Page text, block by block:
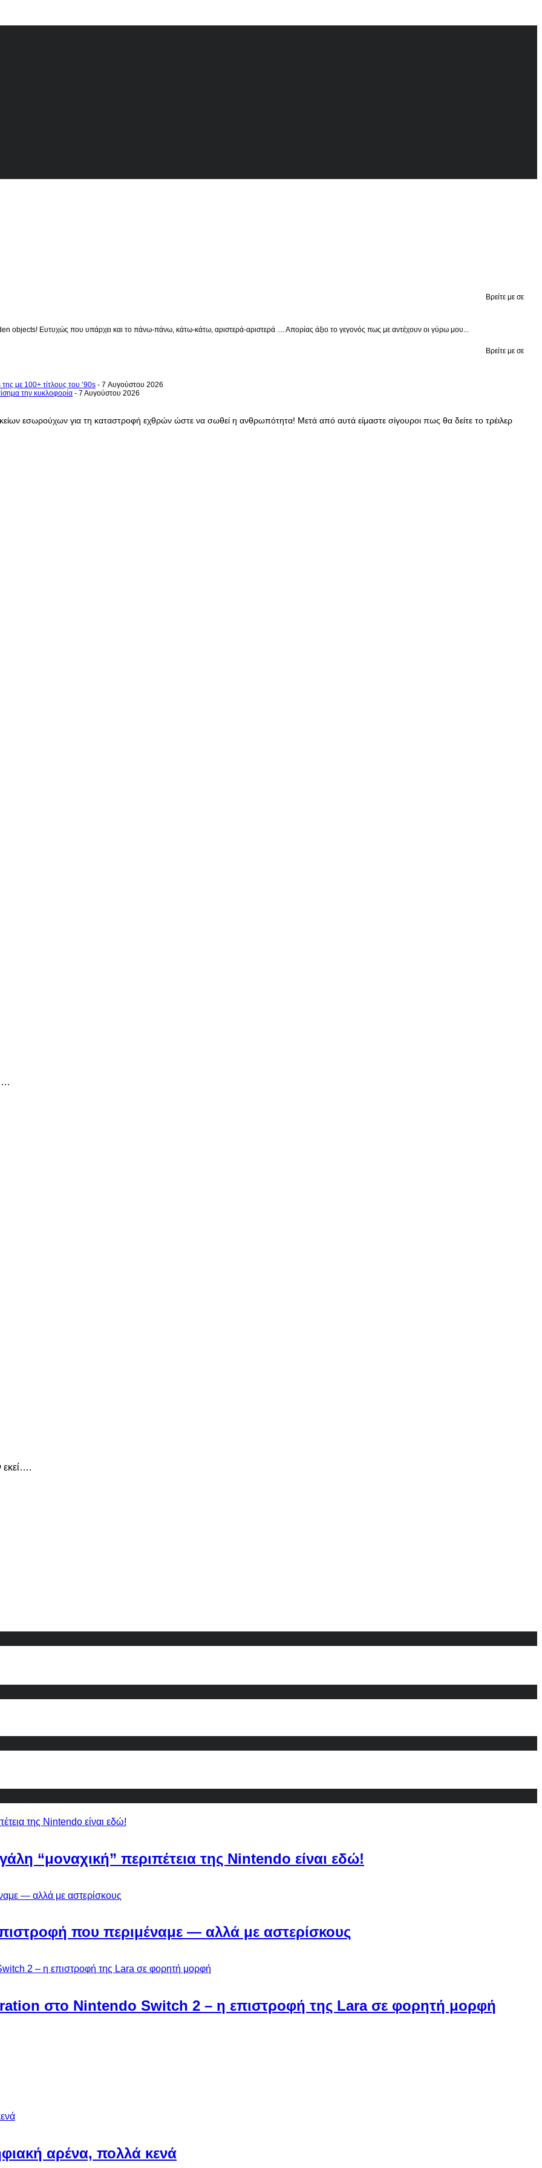
Βρείτε με σε
objects! Ευτυχώς που υπάρχει και το πάνω-πάνω, κάτω-κάτω, αριστερά-αριστερά .... Απορίας άξιο το γεγονός πως με αντέχουν οι γύρω μου...
Βρείτε με σε
με 100+ τίτλους του ’90s - 7 Αυγούστου 2026
την κυκλοφορία - 7 Αυγούστου 2026
εσωρούχων για τη καταστροφή εχθρών ώστε να σωθεί η ανθρωπότητα! Μετά από αυτά είμαστε σίγουροι πως θα δείτε το τρέιλερ
εκεί….
“μοναχική” περιπέτεια της Nintendo είναι εδώ!
που περιμέναμε — αλλά με αστερίσκους
στο Nintendo Switch 2 – η επιστροφή της Lara σε φορητή μορφή
αρένα, πολλά κενά